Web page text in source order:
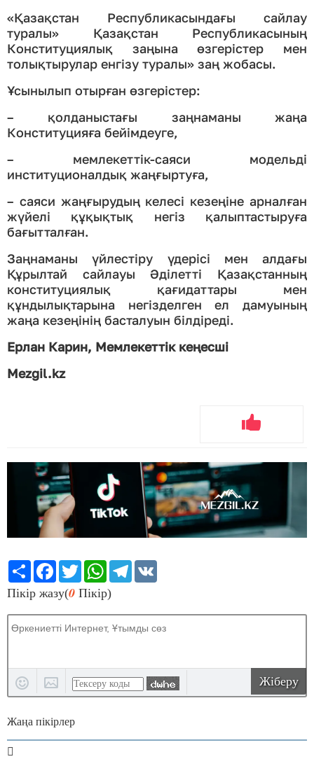
«Қазақстан Республикасындағы сайлау
туралы» Қазақстан Республикасының
Конституциялық заңына өзгерістер мен
толықтырулар енгізу туралы» заң жобасы.
Ұсынылып отырған өзгерістер:
– қолданыстағы заңнаманы жаңа
Конституцияға бейімдеуге,
– мемлекеттік-саяси модельді
институционалдық жаңғыртуға,
– саяси жаңғырудың келесі кезеңіне арналған
жүйелі құқықтық негіз қалыптастыруға
бағытталған.
Заңнаманы үйлестіру үдерісі мен алдағы
Құрылтай сайлауы Әділетті Қазақстанның
конституциялық қағидаттары мен
құндылықтарына негізделген ел дамуының
жаңа кезеңінің басталуын білдіреді.
Ерлан Карин, Мемлекеттік кеңесші
Mezgil.kz
Share Facebook
TwitterWhatsApp
Telegram
Пікір жазу(0 Пікір)
Жіберу
Жаңа пікірлер